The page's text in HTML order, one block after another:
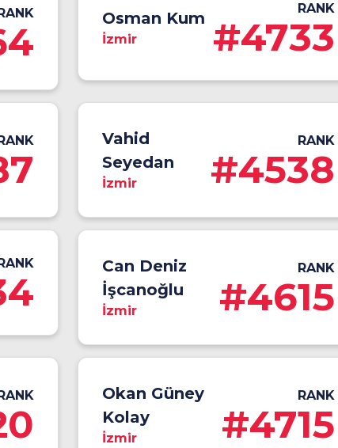
Osman Kum
İzmir
RANK
#4733
Vahid
Seyedan
İzmir
RANK
#4538
Can Deniz
İşcanoğlu
İzmir
RANK
#4615
Okan Güney
Kolay
İzmir
RANK
#4715